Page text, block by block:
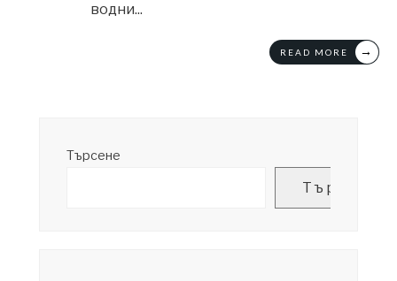
водни...
READ MORE →
Търсене
Търсене